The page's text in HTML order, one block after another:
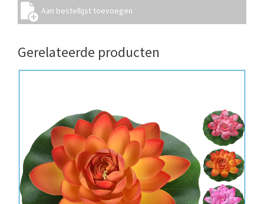
Gerelateerde producten